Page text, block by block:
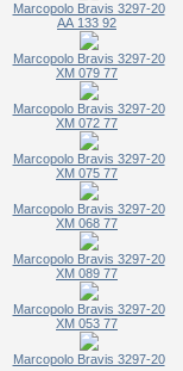
Marcopolo Bravis 3297-20
АА 133 92
Marcopolo Bravis 3297-20
ХМ 079 77
Marcopolo Bravis 3297-20
ХМ 072 77
Marcopolo Bravis 3297-20
ХМ 075 77
Marcopolo Bravis 3297-20
ХМ 068 77
Marcopolo Bravis 3297-20
ХМ 089 77
Marcopolo Bravis 3297-20
ХМ 053 77
Marcopolo Bravis 3297-20